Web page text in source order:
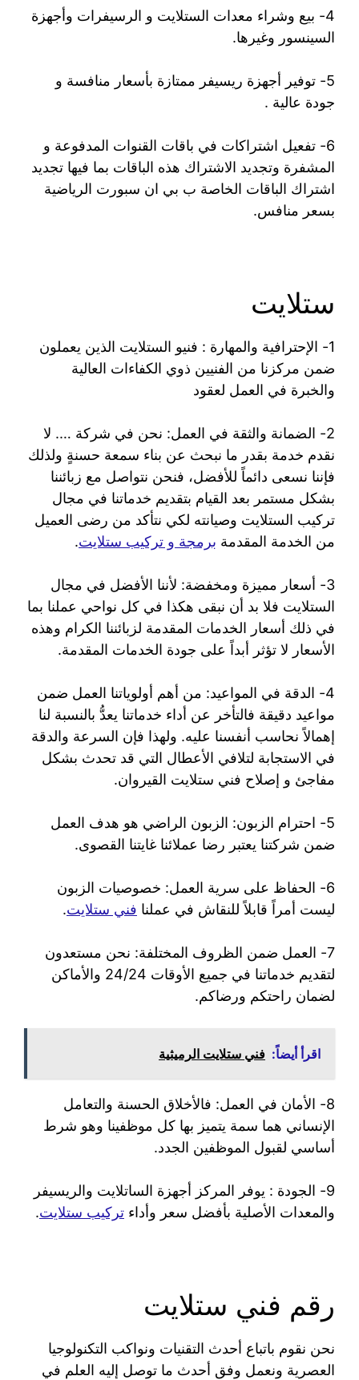
4- بيع وشراء معدات الستلايت و الرسيفرات وأجهزة
السينسور وغيرها.
5- توفير أجهزة ريسيفر ممتازة بأسعار منافسة و
جودة عالية .
6- تفعيل اشتراكات في باقات القنوات المدفوعة و
المشفرة وتجديد الاشتراك هذه الباقات بما فيها تجديد
اشتراك الباقات الخاصة ب بي ان سبورت الرياضية
بسعر منافس.
ستلايت
1- الإحترافية والمهارة : فنيو الستلايت الذين يعملون
ضمن مركزنا من الفنيين ذوي الكفاءات العالية
والخبرة في العمل لعقود
2- الضمانة والثقة في العمل: نحن في شركة …. لا
نقدم خدمة بقدر ما نبحث عن بناء سمعة حسنةٍ ولذلك
فإننا نسعى دائماً للأفضل، فنحن نتواصل مع زبائننا
بشكل مستمر بعد القيام بتقديم خدماتنا في مجال
تركيب الستلايت وصيانته لكي نتأكد من رضى العميل
من الخدمة المقدمة برمجة و تركيب ستلايت.
3- أسعار مميزة ومخفضة: لأننا الأفضل في مجال
الستلايت فلا بد أن نبقى هكذا في كل نواحي عملنا بما
في ذلك أسعار الخدمات المقدمة لزبائننا الكرام وهذه
الأسعار لا تؤثر أبداً على جودة الخدمات المقدمة.
4- الدقة في المواعيد: من أهم أولوياتنا العمل ضمن
مواعيد دقيقة فالتأخر عن أداء خدماتنا يعدُّ بالنسبة لنا
إهمالاً نحاسب أنفسنا عليه. ولهذا فإن السرعة والدقة
في الاستجابة لتلافي الأعطال التي قد تحدث بشكل
مفاجئ و إصلاح فني ستلايت القيروان.
5- احترام الزبون: الزبون الراضي هو هدف العمل
ضمن شركتنا يعتبر رضا عملائنا غايتنا القصوى.
6- الحفاظ على سرية العمل: خصوصيات الزبون
ليست أمراً قابلاً للنقاش في عملنا فني ستلايت.
7- العمل ضمن الظروف المختلفة: نحن مستعدون
لتقديم خدماتنا في جميع الأوقات 24/24 والأماكن
لضمان راحتكم ورضاكم.
اقرأ أيضاً: فني ستلايت الرميثية
8- الأمان في العمل: فالأخلاق الحسنة والتعامل
الإنساني هما سمة يتميز بها كل موظفينا وهو شرط
أساسي لقبول الموظفين الجدد.
9- الجودة : يوفر المركز أجهزة الساتلايت والريسيفر
والمعدات الأصلية بأفضل سعر وأداء تركيب ستلايت.
رقم فني ستلايت
نحن نقوم باتباع أحدث التقنيات ونواكب التكنولوجيا
العصرية ونعمل وفق أحدث ما توصل إليه العلم في